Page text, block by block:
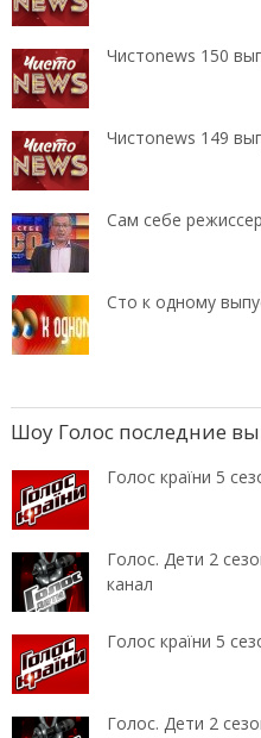
Чистоnews 150
Чистоnews 149
Сам себе
Сто к одному
Шоу Голос последние
Голос країни 5
Голос. Дети 2
канал
Голос країни 5
Голос. Дети 2